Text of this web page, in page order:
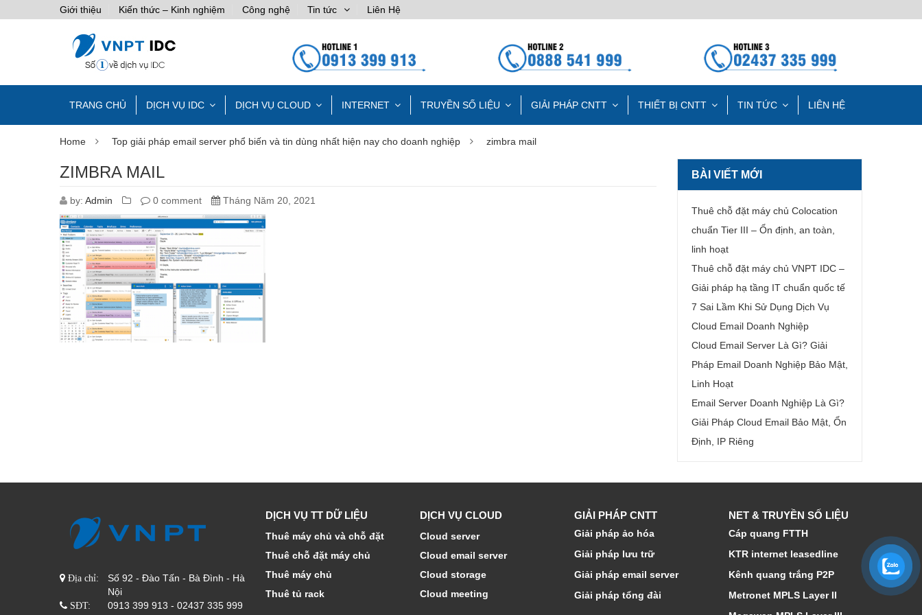
Giới thiệu Kiến thức – Kinh nghiệm Công nghệ Tin tức Liên Hệ
TRANG CHỦ DỊCH VỤ IDC DỊCH VỤ CLOUD INTERNET TRUYỀN SỐ LIỆU GIẢI PHÁP CNTT THIẾT BỊ CNTT TIN TỨC LIÊN HỆ
Home Top giải pháp email server phổ biến và tin dùng nhất hiện nay cho doanh nghiệp zimbra mail
ZIMBRA MAIL
by: Admin 0 comment Tháng Năm 20, 2021
BÀI VIẾT MỚI
Thuê chỗ đặt máy chủ Colocation
chuẩn Tier III – Ổn định, an toàn,
linh hoạt
Thuê chỗ đặt máy chủ VNPT IDC –
Giải pháp hạ tầng IT chuẩn quốc tế
7 Sai Lầm Khi Sử Dụng Dịch Vụ
Cloud Email Doanh Nghiệp
Cloud Email Server Là Gì? Giải
Pháp Email Doanh Nghiệp Bảo Mật,
Linh Hoạt
Email Server Doanh Nghiệp Là Gì?
Giải Pháp Cloud Email Bảo Mật, Ổn
Định, IP Riêng
Địa chỉ:
Số 92 - Đào Tấn - Bà Đình - Hà
Nội
SĐT: 0913 399 913 - 02437 335 999
DỊCH VỤ TT DỮ LIỆU
Thuê máy chủ và chỗ đặt
Thuê chỗ đặt máy chủ
Thuê máy chủ
Thuê tủ rack
DỊCH VỤ CLOUD
Cloud server
Cloud email server
Cloud storage
Cloud meeting
GIẢI PHÁP CNTT
Giải pháp ảo hóa
Giải pháp lưu trữ
Giải pháp email server
Giải pháp tổng đài
NET & TRUYỀN SỐ LIỆU
Cáp quang FTTH
KTR internet leasedline
Kênh quang trắng P2P
Metronet MPLS Layer II